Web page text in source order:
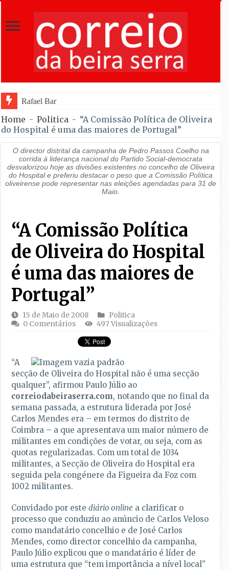
Rafael Barbas foi sétimo na Torre na e
Home - Politica - “A Comissão Política de Oliveira
do Hospital é uma das maiores de Portugal”
O director distrital da campanha de Pedro Passos Coelho na
corrida à liderança nacional do Partido Social-democrata
desvalorizou hoje as divisões existentes no concelho de Oliveira
do Hospital e preferiu destacar o peso que a Comissão Política
oliveirense pode representar nas eleições agendadas para 31 de
Maio.
“A Comissão Política
de Oliveira do Hospital
é uma das maiores de
Portugal”
15 de Maio de 2008
Politica
0 Comentários
497 Visualizações
“A
secção de Oliveira do Hospital não é uma secção
qualquer”, afirmou Paulo Júlio ao
correiodabeiraserra.com, notando que no final da
semana passada, a estrutura liderada por José
Carlos Mendes era – em termos do distrito de
Coimbra – a que apresentava um maior número de
militantes em condições de votar, ou seja, com as
quotas regularizadas. Com um total de 1034
militantes, a Secção de Oliveira do Hospital era
seguida pela congénere da Figueira da Foz com
1002 militantes.
Convidado por estediário online a clarificar o
processo que conduziu ao anúncio de Carlos Veloso
como mandatário concelhio e de José Carlos
Mendes, como director concelhio da campanha,
Paulo Júlio explicou que o mandatário é líder de
uma estrutura que “tem importância a nível local”